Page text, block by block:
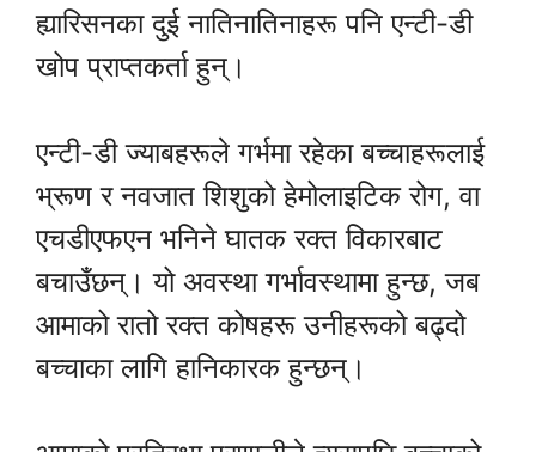
ह्यारिसनका दुई नातिनातिनाहरू पनि एन्टी-डी
खोप प्राप्तकर्ता हुन्।
एन्टी-डी ज्याबहरूले गर्भमा रहेका बच्चाहरूलाई
भ्रूण र नवजात शिशुको हेमोलाइटिक रोग, वा
एचडीएफएन भनिने घातक रक्त विकारबाट
बचाउँछन्। यो अवस्था गर्भावस्थामा हुन्छ, जब
आमाको रातो रक्त कोषहरू उनीहरूको बढ्दो
बच्चाका लागि हानिकारक हुन्छन्।